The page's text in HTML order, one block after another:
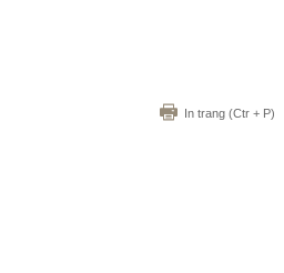
In trang (Ctr + P)